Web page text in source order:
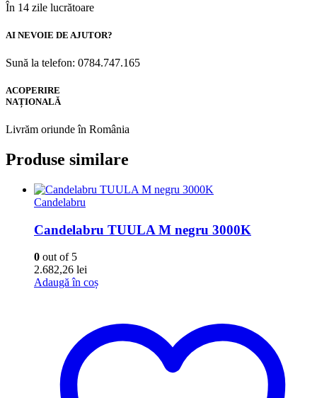
În 14 zile lucrătoare
AI NEVOIE DE AJUTOR?
Sună la telefon: 0784.747.165
ACOPERIRE
NAȚIONALĂ
Livrăm oriunde în România
Produse similare
Candelabru
Candelabru TUULA M negru 3000K
0 out of 5
2.682,26 lei
Adaugă în coș